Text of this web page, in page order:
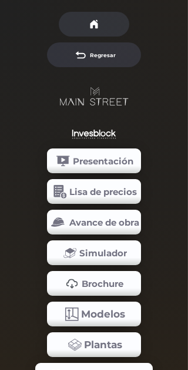
Regresar
Presentación
Lisa de precios
Avance de obra
Simulador
Brochure
Modelos
Plantas